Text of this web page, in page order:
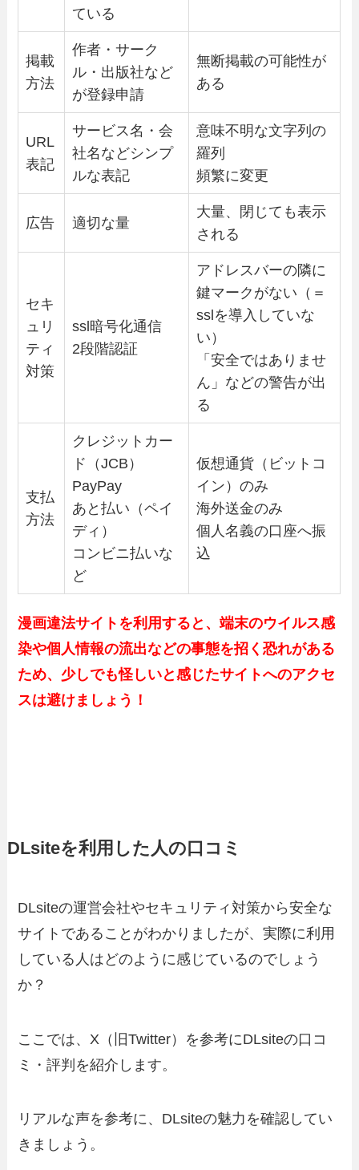
ている
掲載
方法
作者・サーク
ル・出版社など
が登録申請
無断掲載の可能性が
ある
URL
表記
サービス名・会
社名などシンプ
ルな表記
意味不明な文字列の
羅列
頻繁に変更
広告 適切な量
大量、閉じても表示
される
セキ
ュリ
ティ
対策
ssl暗号化通信
2段階認証
アドレスバーの隣に
鍵マークがない（＝
sslを導入していな
い）
「安全ではありませ
ん」などの警告が出
る
支払
方法
クレジットカー
ド（JCB）
PayPay
あと払い（ペイ
ディ）
コンビニ払いな
ど
仮想通貨（ビットコ
イン）のみ
海外送金のみ
個人名義の口座へ振
込
漫画違法サイトを利用すると、端末のウイルス感
染や個人情報の流出などの事態を招く恐れがある
ため、少しでも怪しいと感じたサイトへのアクセ
スは避けましょう！
DLsiteを利用した人の口コミ
DLsiteの運営会社やセキュリティ対策から安全な
サイトであることがわかりましたが、実際に利用
している人はどのように感じているのでしょう
か？
ここでは、X（旧Twitter）を参考にDLsiteの口コ
ミ・評判を紹介します。
リアルな声を参考に、DLsiteの魅力を確認してい
きましょう。